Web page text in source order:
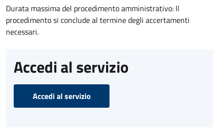
Durata massima del procedimento amministrativo: Il
procedimento si conclude al termine degli accertamenti
necessari.
Accedi al servizio
Accedi al servizio